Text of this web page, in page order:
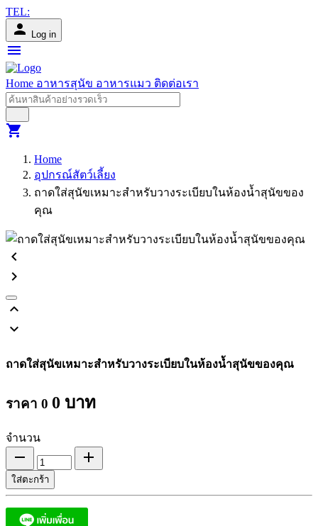
TEL:
person Log in
menu
Home อาหารสุนัข อาหารแมว ติดต่อเรา
shopping_cart
Home
อุปกรณ์สัตว์เลี้ยง
ถาดใส่สุนัขเหมาะสำหรับวางระเบียบในห้องน้ำสุนัขของ
คุณ
chevron_left
chevron_right
keyboard_arrow_up
keyboard_arrow_down
ถาดใส่สุนัขเหมาะสำหรับวางระเบียบในห้องน้ำสุนัขของคุณ
ราคา 0 0 บาท
จำนวน
remove add
ใส่ตะกร้า